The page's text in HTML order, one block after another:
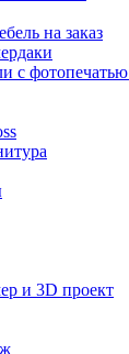
на заказ
с фотопечатью
и 3D проект